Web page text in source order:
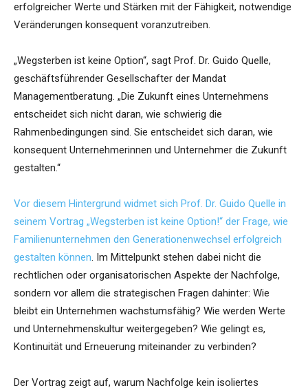
erfolgreicher Werte und Stärken mit der Fähigkeit, notwendige
Veränderungen konsequent voranzutreiben.
„Wegsterben ist keine Option“, sagt Prof. Dr. Guido Quelle,
geschäftsführender Gesellschafter der Mandat
Managementberatung. „Die Zukunft eines Unternehmens
entscheidet sich nicht daran, wie schwierig die
Rahmenbedingungen sind. Sie entscheidet sich daran, wie
konsequent Unternehmerinnen und Unternehmer die Zukunft
gestalten.“
Vor diesem Hintergrund widmet sich Prof. Dr. Guido Quelle in
seinem Vortrag „Wegsterben ist keine Option!“ der Frage, wie
Familienunternehmen den Generationenwechsel erfolgreich
gestalten können. Im Mittelpunkt stehen dabei nicht die
rechtlichen oder organisatorischen Aspekte der Nachfolge,
sondern vor allem die strategischen Fragen dahinter: Wie
bleibt ein Unternehmen wachstumsfähig? Wie werden Werte
und Unternehmenskultur weitergegeben? Wie gelingt es,
Kontinuität und Erneuerung miteinander zu verbinden?
Der Vortrag zeigt auf, warum Nachfolge kein isoliertes